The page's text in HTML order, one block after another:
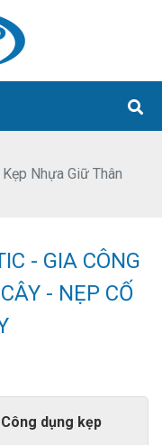
Nhựa Giữ Thân
- GIA CÔNG
- NẸP CỐ
dụng kẹp